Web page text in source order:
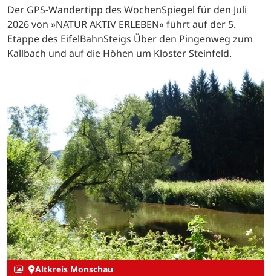
Der GPS-Wandertipp des WochenSpiegel für den Juli
2026 von »NATUR AKTIV ERLEBEN« führt auf der 5.
Etappe des EifelBahnSteigs Über den Pingenweg zum
Kallbach und auf die Höhen um Kloster Steinfeld.
Altkreis Monschau